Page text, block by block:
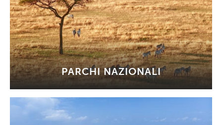
PARCHI NAZIONALI